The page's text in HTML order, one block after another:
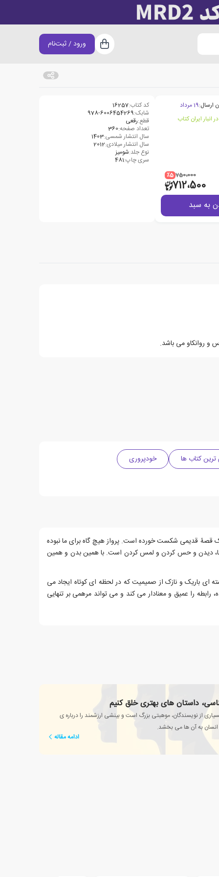
سبد خرید
ورود / ثبت‌نام
ارسال:19 مرداد
750،000 ٪5
712،500
به سبد
کد کتاب:16257
شابک:978-6006454269
قطع:رقعی
تعداد صفحه:360
سال انتشار شمسی:1403
سال انتشار میلادی:2012
نوع جلد:شومیز
سری چاپ:481
کتاب ها
خودپروری
یک قصۀ قدیمی شکست خورده است. پرواز هیچ گاه برای ما نبوده
ما، دیدن و حس کردن و لمس کردن است. با همین بدن و همین
باریک و نازک از صمیمیت که در لحظه ای کوتاه ایجاد می
را عمیق و معنادار می کند و می تواند مرهمی بر تنهایی
داستان های بهتری خلق کنیم
از نویسندگان، موهبتی بزرگ است و بینشی ارزشمند را درباره ی
به آن ها می بخشد.
ادامه مقاله